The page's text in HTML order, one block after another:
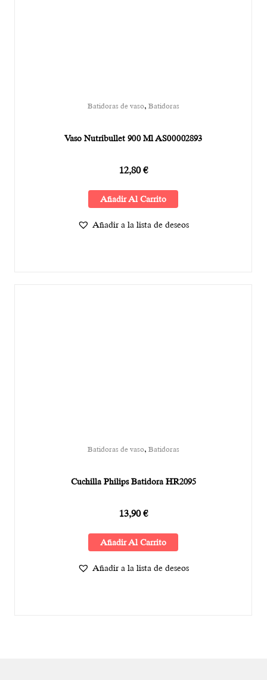
Batidoras de vaso, Batidoras
Vaso Nutribullet 900 Ml AS00002893
12,80€
Añadir Al Carrito
Añadir a la lista de deseos
Batidoras de vaso, Batidoras
Cuchilla Philips Batidora HR2095
13,90€
Añadir Al Carrito
Añadir a la lista de deseos